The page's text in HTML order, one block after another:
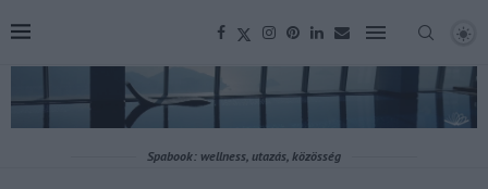
Spabook: wellness, utazás, közösség